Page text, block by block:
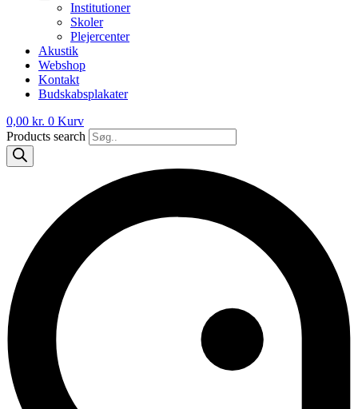
Institutioner
Skoler
Plejercenter
Akustik
Webshop
Kontakt
Budskabsplakater
0,00 kr. 0 Kurv
Products search